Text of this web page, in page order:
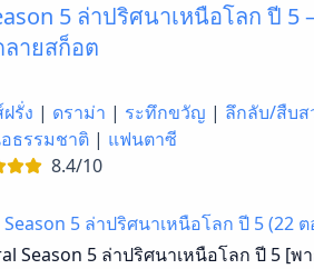
5 ล่าปริศนาเหนือโลก ปี 5 –
ายสก็อต
รั่ง | ดราม่า | ระทึกขวัญ | ลึกลับ/สืบส
ธรรมชาติ | แฟนตาซี
8.4/10
5 ล่าปริศนาเหนือโลก ปี 5 (22
Season 5 ล่าปริศนาเหนือโลก ปี 5 [พ